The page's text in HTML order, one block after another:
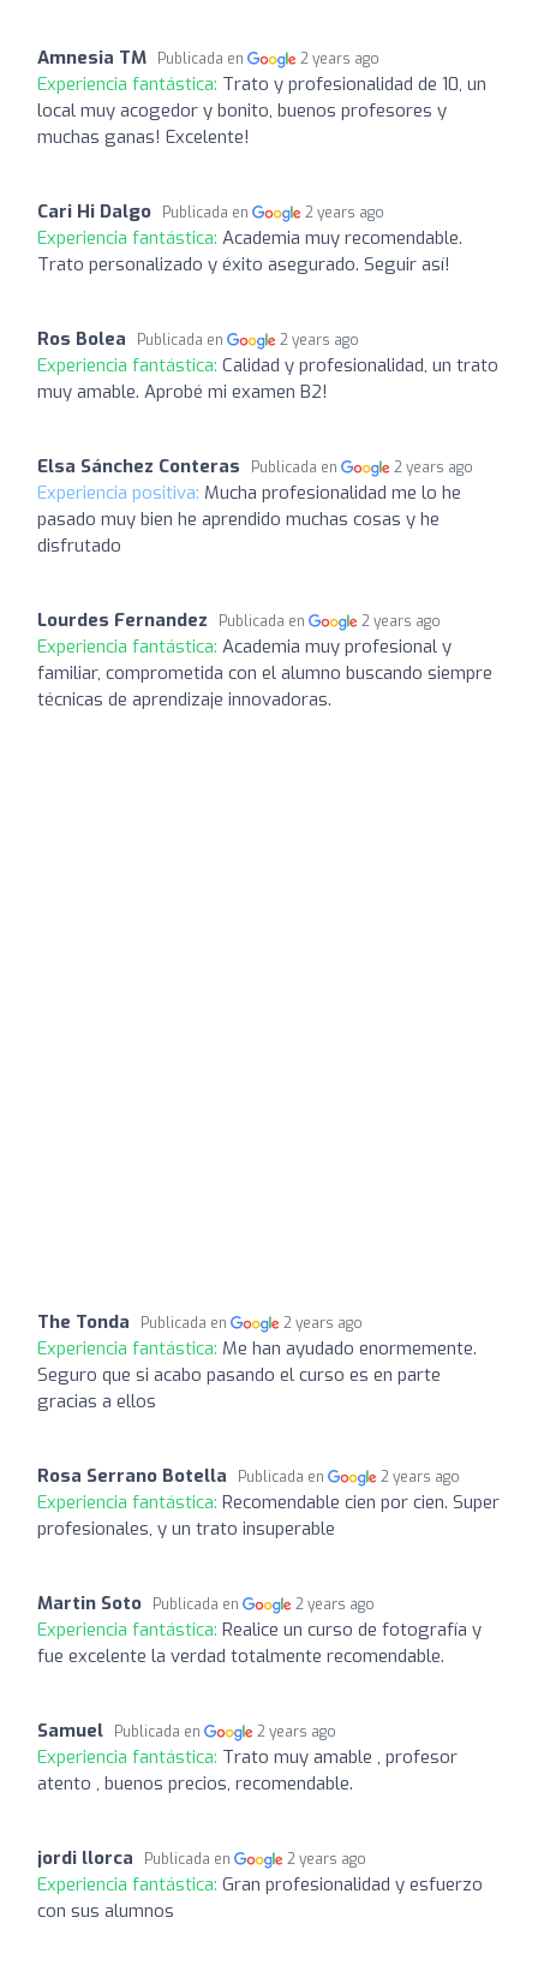
Amnesia TM Publicada en 2 years ago
Experiencia fantástica: Trato y profesionalidad de 10, un
local muy acogedor y bonito, buenos profesores y
muchas ganas! Excelente!
Cari Hi Dalgo Publicada en 2 years ago
Experiencia fantástica: Academia muy recomendable.
Trato personalizado y éxito asegurado. Seguir así!
Ros Bolea Publicada en 2 years ago
Experiencia fantástica: Calidad y profesionalidad, un trato
muy amable. Aprobé mi examen B2!
Elsa Sánchez Conteras Publicada en 2 years ago
Experiencia positiva: Mucha profesionalidad me lo he
pasado muy bien he aprendido muchas cosas y he
disfrutado
Lourdes Fernandez Publicada en 2 years ago
Experiencia fantástica: Academia muy profesional y
familiar, comprometida con el alumno buscando siempre
técnicas de aprendizaje innovadoras.
The Tonda Publicada en 2 years ago
Experiencia fantástica: Me han ayudado enormemente.
Seguro que si acabo pasando el curso es en parte
gracias a ellos
Rosa Serrano Botella Publicada en 2 years ago
Experiencia fantástica: Recomendable cien por cien. Super
profesionales, y un trato insuperable
Martin Soto Publicada en 2 years ago
Experiencia fantástica: Realice un curso de fotografía y
fue excelente la verdad totalmente recomendable.
Samuel Publicada en 2 years ago
Experiencia fantástica: Trato muy amable , profesor
atento , buenos precios, recomendable.
jordi llorca Publicada en 2 years ago
Experiencia fantástica: Gran profesionalidad y esfuerzo
con sus alumnos